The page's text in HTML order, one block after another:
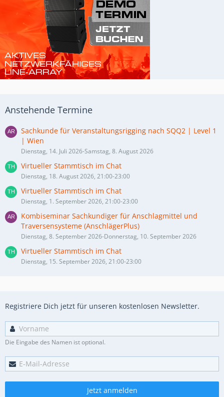
Anstehende Termine
Sachkunde für Veranstaltungsrigging nach SQQ2 | Level 1
| Wien
Dienstag, 14. Juli 2026-Samstag, 8. August 2026
Virtueller Stammtisch im Chat
Dienstag, 18. August 2026, 21:00-23:00
Virtueller Stammtisch im Chat
Dienstag, 1. September 2026, 21:00-23:00
Kombiseminar Sachkundiger für Anschlagmittel und
Traversensysteme (AnschlägerPlus)
Dienstag, 8. September 2026-Donnerstag, 10. September 2026
Virtueller Stammtisch im Chat
Dienstag, 15. September 2026, 21:00-23:00
Registriere Dich jetzt für unseren kostenlosen Newsletter.
Die Eingabe des Namen ist optional.
Jetzt anmelden